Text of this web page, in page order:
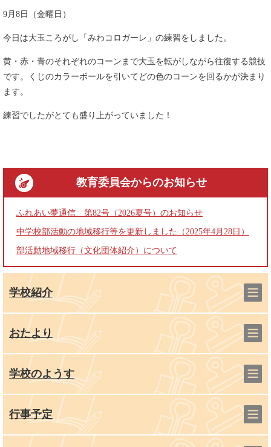
9月8日（金曜日）
今日は大玉ころがし「みわコロガーレ」の練習をしました。
黄・赤・青のそれぞれのコーンまで大玉を転がしながら往復する競技
です。くじのカラーボールを引いてどの色のコーンを回るかが決まり
ます。
練習でしたがとても盛り上がっていました！
教育委員会からのお知らせ
ふれあい夢通信 第82号（2026夏号）のお知らせ
中学校部活動の地域移行等を更新しました（2025年4月28日）
部活動地域移行（文化団体紹介）について
学校紹介
おたより
学校のようす
行事予定